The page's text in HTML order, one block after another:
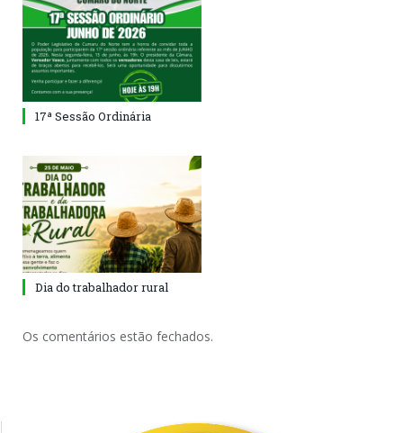
17ª Sessão Ordinária
Dia do trabalhador rural
Os comentários estão fechados.